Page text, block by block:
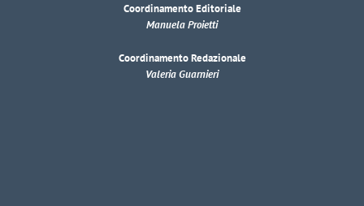
Coordinamento Editoriale
Manuela Proietti
Coordinamento Redazionale
Valeria Guarnieri